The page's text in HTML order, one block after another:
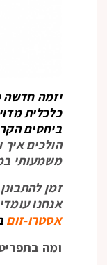
יזמה חדשה
כלכלית
ביחסים
הולכים
משמעותי
זמן
אנחנו
אסטרו-זום
ומה